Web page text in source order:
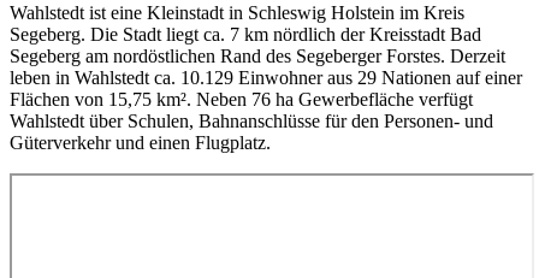
Wahlstedt ist eine Kleinstadt in Schleswig Holstein im Kreis
Segeberg. Die Stadt liegt ca. 7 km nördlich der Kreisstadt Bad
Segeberg am nordöstlichen Rand des Segeberger Forstes. Derzeit
leben in Wahlstedt ca. 10.129 Einwohner aus 29 Nationen auf einer
Flächen von 15,75 km². Neben 76 ha Gewerbefläche verfügt
Wahlstedt über Schulen, Bahnanschlüsse für den Personen- und
Güterverkehr und einen Flugplatz.